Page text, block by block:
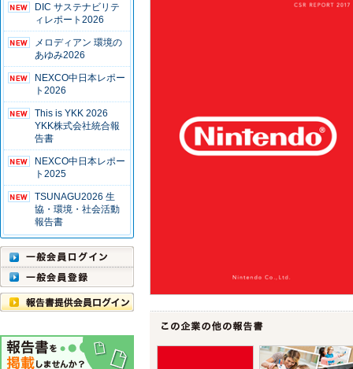
DIC サステナビリテ
ィレポート2026
メロディアン 環境の
あゆみ2026
NEXCO中日本レポー
ト2026
This is YKK 2026
YKK株式会社統合報
告書
NEXCO中日本レポー
ト2025
TSUNAGU2026 生
協・環境・社会活動
報告書